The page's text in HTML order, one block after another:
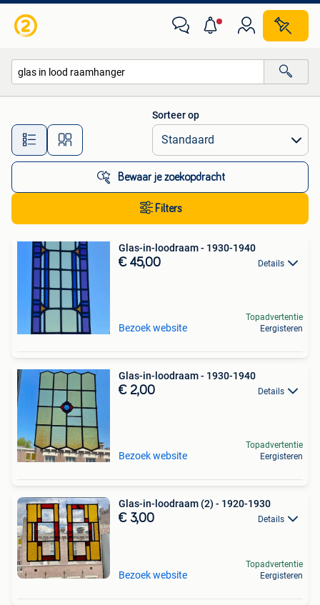
Alle afstanden…
Sorteer op
Bewaar je zoekopdracht
Filters
Glas-in-loodraam - 1930-1940
€ 45,00 Details
Bezoek website
Topadvertentie
Eergisteren
Glas-in-loodraam - 1930-1940
€ 2,00 Details
Bezoek website
Topadvertentie
Eergisteren
Glas-in-loodraam (2) - 1920-1930
€ 3,00 Details
Bezoek website
Topadvertentie
Eergisteren